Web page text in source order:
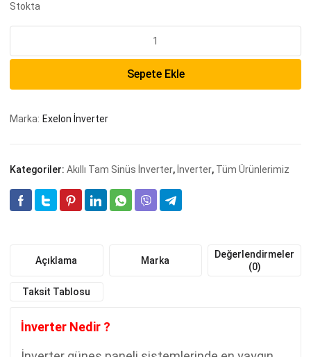
10.500,00₺.
Stokta
/
Özellikli
Sinüs
adet
Sepete Ekle
Marka: Exelon İnverter
Kategoriler: Akıllı Tam Sinüs İnverter, İnverter, Tüm Ürünlerimiz
Açıklama Marka
Değerlendirmeler
(0)
Taksit Tablosu
İnverter Nedir ?